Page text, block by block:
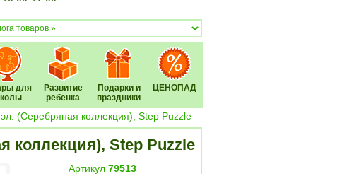
для
Развитие
ребенка
Подарки и
праздники
ЦЕНОПАД
(Серебряная коллекция), Step Puzzle
коллекция), Step Puzzle
Артикул 79513